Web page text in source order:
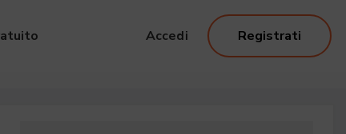
Accedi Registrati